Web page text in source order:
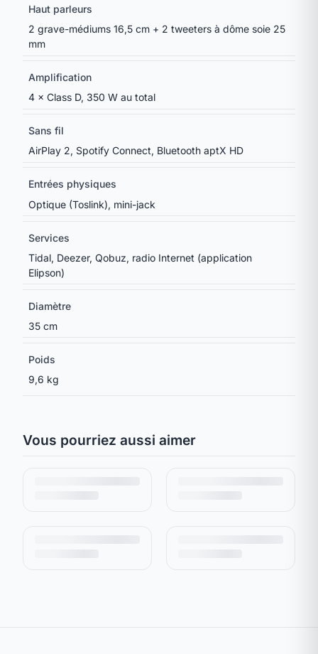
Haut parleurs
2 grave-médiums 16,5 cm + 2 tweeters à dôme soie 25
mm
Amplification
4 × Class D, 350 W au total
Sans fil
AirPlay 2, Spotify Connect, Bluetooth aptX HD
Entrées physiques
Optique (Toslink), mini-jack
Services
Tidal, Deezer, Qobuz, radio Internet (application
Elipson)
Diamètre
35 cm
Poids
9,6 kg
Vous pourriez aussi aimer